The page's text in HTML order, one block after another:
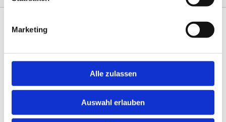
Marketing
Alle zulassen
Auswahl erlauben
Zählen für Sie Freude an Ihrem Beruf, ein kollegiales
Miteinander zwischen Geschäftsleitung, Verwaltung und
Mitarbeitern, sowie ein respektvoller Umgang zu wichtigen
Bestandteilen eines Arbeitsverhältnisses, dann zögern Sie